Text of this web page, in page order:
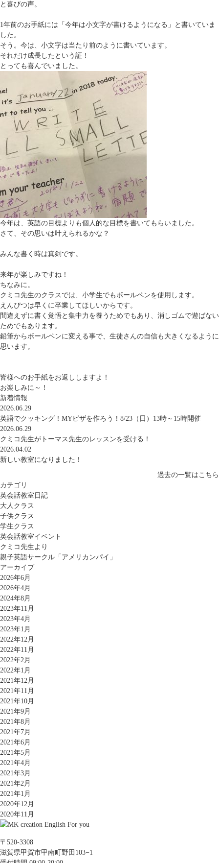
と喜びの声。
1年前のお手紙には「今年は小文字が書けるようになる」と書いていま
した。
そう。今は、小文字は当たり前のように書いています。
それだけ成長したという証！
とっても喜んでいました。
今年は、英語の目標よりも個人的な目標を書いてもらいました。
さて、その思いは叶えられるかな？
みんな書く時は真剣です。
来年が楽しみですね！
ちなみに。
クミコ先生のクラスでは、小学生でもボールペンを使用します。
えんぴつは早くに卒業してほしいからです。
間違えずに書く覚悟と集中力を養うためでもあり、消しゴムで遊ばない
ためでもあります。
鉛筆からボールペンに変える事で、生徒さんの自信も大きくなるように
思います。
皆様へのお手紙をお返ししますよ！
お楽しみに～！
新着情報
2026.06.29
英語でクッキング！MYピザを作ろう！8/23（日）13時～15時開催
2026.06.29
クミコ先生がトーマス先生のレッスンを受ける！
2026.04.02
新しい教室になりました！
過去の一覧はこちら
カテゴリ
英会話教室日記
大人クラス
子供クラス
学生クラス
英会話教室イベント
クミコ先生より
親子英語サークル「アメリカンパイ」
アーカイブ
2026年6月
2026年4月
2024年8月
2023年11月
2023年4月
2023年1月
2022年12月
2022年11月
2022年2月
2022年1月
2021年12月
2021年11月
2021年10月
2021年9月
2021年8月
2021年7月
2021年6月
2021年5月
2021年4月
2021年3月
2021年2月
2021年1月
2020年12月
2020年11月
〒520-3308
滋賀県甲賀市甲南町野田103−1